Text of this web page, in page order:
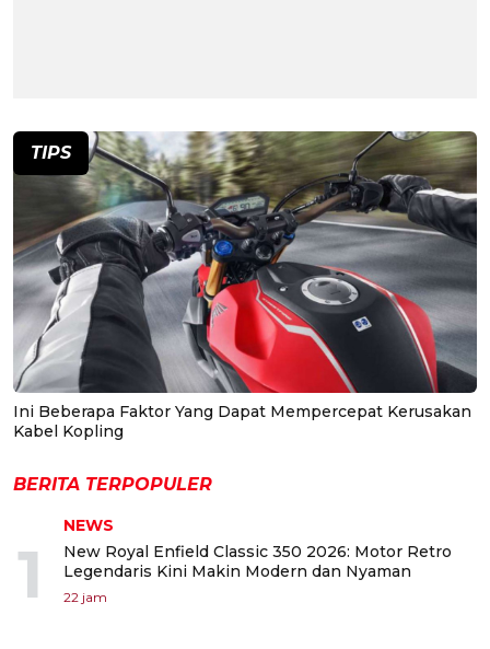
TIPS
Ini Beberapa Faktor Yang Dapat Mempercepat Kerusakan
Kabel Kopling
BERITA TERPOPULER
1
NEWS
New Royal Enfield Classic 350 2026: Motor Retro
Legendaris Kini Makin Modern dan Nyaman
22 jam